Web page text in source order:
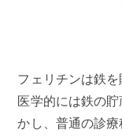
フェリチンは鉄
医学的には鉄の
かし、普通の診療